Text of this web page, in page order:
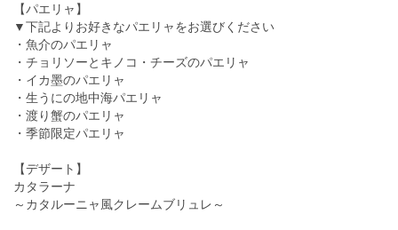
【パエリャ】
▼下記よりお好きなパエリャをお選びください
・魚介のパエリャ
・チョリソーとキノコ・チーズのパエリャ
・イカ墨のパエリャ
・生うにの地中海パエリャ
・渡り蟹のパエリャ
・季節限定パエリャ
【デザート】
カタラーナ
～カタルーニャ風クレームブリュレ～